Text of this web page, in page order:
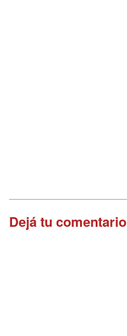
Dejá tu comentario